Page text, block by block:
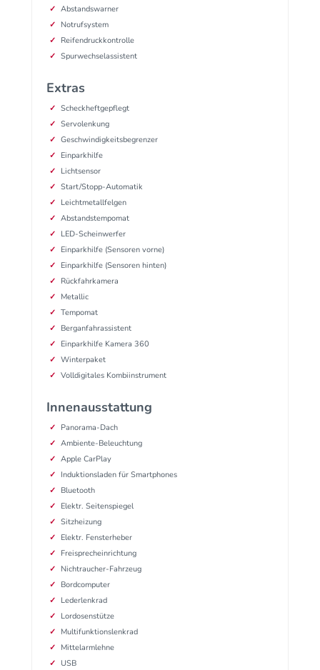
Abstandswarner
Notrufsystem
Reifendruckkontrolle
Spurwechselassistent
Extras
Scheckheftgepflegt
Servolenkung
Geschwindigkeitsbegrenzer
Einparkhilfe
Lichtsensor
Start/Stopp-Automatik
Leichtmetallfelgen
Abstandstempomat
LED-Scheinwerfer
Einparkhilfe (Sensoren vorne)
Einparkhilfe (Sensoren hinten)
Rückfahrkamera
Metallic
Tempomat
Berganfahrassistent
Einparkhilfe Kamera 360
Winterpaket
Volldigitales Kombiinstrument
Innenausstattung
Panorama-Dach
Ambiente-Beleuchtung
Apple CarPlay
Induktionsladen für Smartphones
Bluetooth
Elektr. Seitenspiegel
Sitzheizung
Elektr. Fensterheber
Freisprecheinrichtung
Nichtraucher-Fahrzeug
Bordcomputer
Lederlenkrad
Lordosenstütze
Multifunktionslenkrad
Mittelarmlehne
USB